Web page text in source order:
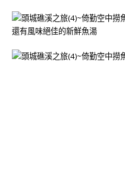
還有風味絕佳的新鮮魚湯